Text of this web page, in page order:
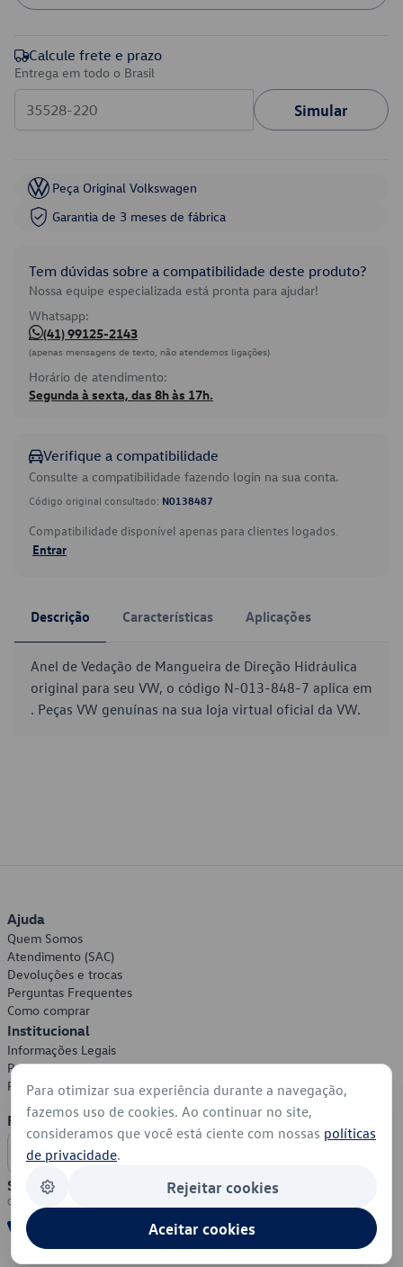
Calcule frete e prazo
Entrega em todo o Brasil
Simular
Peça Original Volkswagen
Garantia de 3 meses de fábrica
Tem dúvidas sobre a compatibilidade deste produto?
Nossa equipe especializada está pronta para ajudar!
Whatsapp:
(41) 99125-2143
(apenas mensagens de texto, não atendemos ligações)
Horário de atendimento:
Segunda à sexta, das 8h às 17h.
Verifique a compatibilidade
Consulte a compatibilidade fazendo login na sua conta.
Código original consultado: N0138487
Compatibilidade disponível apenas para clientes logados.
Entrar
Descrição Características Aplicações
Anel de Vedação de Mangueira de Direção Hidráulica
original para seu VW, o código N-013-848-7 aplica em
. Peças VW genuínas na sua loja virtual oficial da VW.
Ajuda
Quem Somos
Atendimento (SAC)
Devoluções e trocas
Perguntas Frequentes
Como comprar
Institucional
Informações Legais
Política de Privacidade
Política de Cookies
Formas de Pagamento
Segurança
Para otimizar sua experiência durante a navegação,
fazemos uso de cookies. Ao continuar no site,
consideramos que você está ciente com nossas políticas
de privacidade.
Rejeitar cookies
Aceitar cookies